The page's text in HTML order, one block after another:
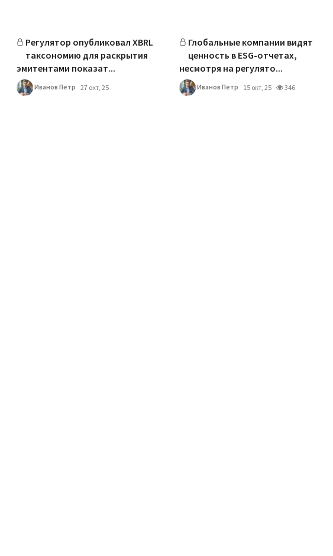
Регулятор опубликовал XBRL
таксономию для раскрытия
эмитентами показат...
Иванов Петр 27 окт, 25
Глобальные компании видят
ценность в ESG-отчетах,
несмотря на регулято...
Иванов Петр 15 окт, 25 346